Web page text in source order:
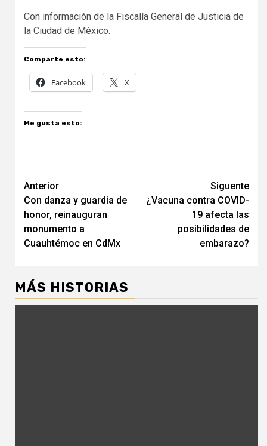
Con información de la Fiscalía General de Justicia de
la Ciudad de México.
Comparte esto:
Facebook X
Me gusta esto:
Navegación
de
entradas
Anterior
Con danza y guardia de
honor, reinauguran
monumento a
Cuauhtémoc en CdMx
Siguente
¿Vacuna contra COVID-
19 afecta las
posibilidades de
embarazo?
MÁS HISTORIAS